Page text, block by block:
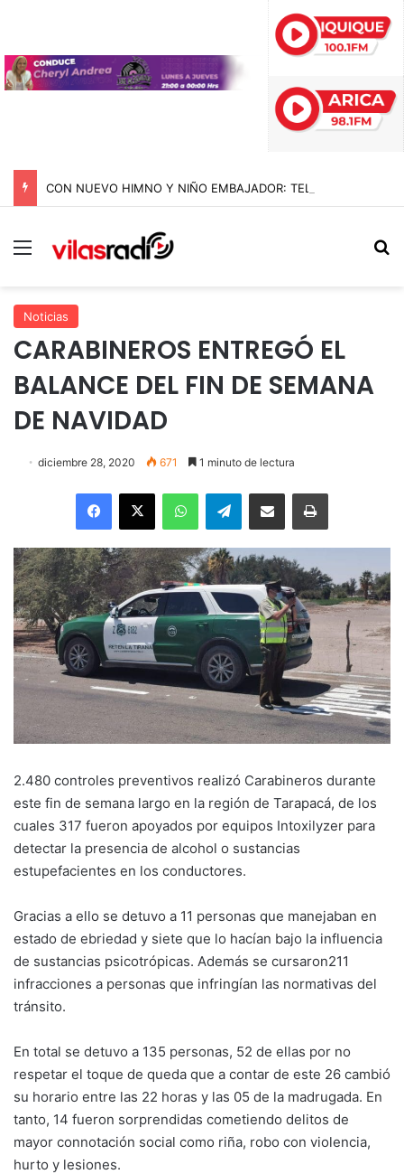
Menú
Noticias
CARABINEROS ENTREGÓ EL
BALANCE DEL FIN DE SEMANA
DE NAVIDAD
diciembre 28, 2020 671 1 minuto de lectura
Facebook
X WhatsAppTelegramEnviar vía email Imprimir
2.480 controles preventivos realizó Carabineros durante
este fin de semana largo en la región de Tarapacá, de los
cuales 317 fueron apoyados por equipos Intoxilyzer para
detectar la presencia de alcohol o sustancias
estupefacientes en los conductores.
Gracias a ello se detuvo a 11 personas que manejaban en
estado de ebriedad y siete que lo hacían bajo la influencia
de sustancias psicotrópicas. Además se cursaron211
infracciones a personas que infringían las normativas del
tránsito.
En total se detuvo a 135 personas, 52 de ellas por no
respetar el toque de queda que a contar de este 26 cambió
su horario entre las 22 horas y las 05 de la madrugada. En
tanto, 14 fueron sorprendidas cometiendo delitos de
mayor connotación social como riña, robo con violencia,
hurto y lesiones.